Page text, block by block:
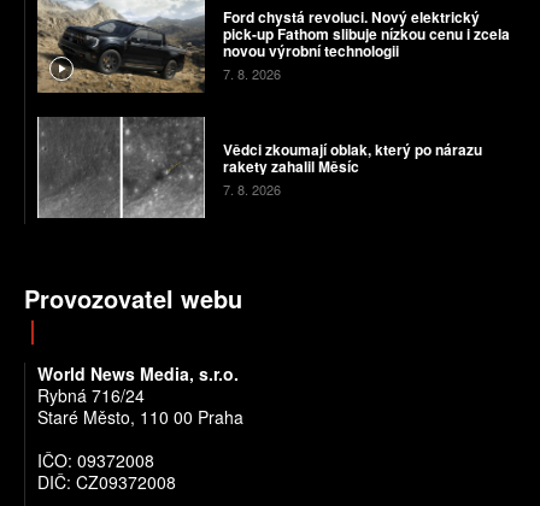
Ford chystá revoluci. Nový elektrický
pick-up Fathom slibuje nízkou cenu i zcela
novou výrobní technologii
7. 8. 2026
Vědci zkoumají oblak, který po nárazu
rakety zahalil Měsíc
7. 8. 2026
Provozovatel webu
World News Media, s.r.o.
Rybná 716/24
Staré Město, 110 00 Praha
IČO: 09372008
DIČ: CZ09372008